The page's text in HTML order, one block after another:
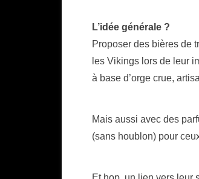
L’idée générale ?
Proposer des bières de
les Vikings lors de leur
à base d’orge crue,
Mais aussi avec des
(sans houblon) pour